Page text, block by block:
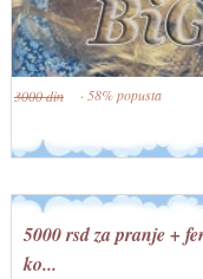
3000 din · 58% popusta
5000 rsd za pranje +
ko...